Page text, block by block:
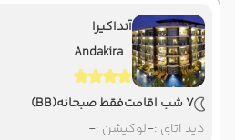
آنداکیرا
Andakira
7 شب اقامت فقط صبحانه(BB)
دید اتاق :-لوکیشن :-